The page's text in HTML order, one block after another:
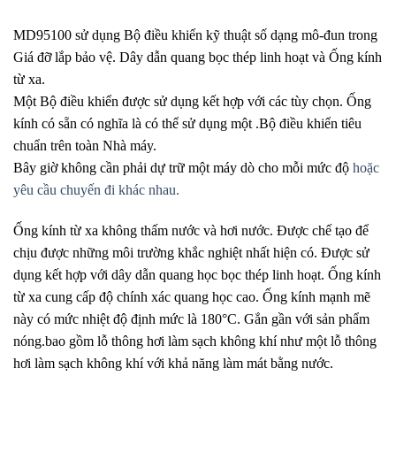
MD95100 sử dụng Bộ điều khiển kỹ thuật số dạng mô-đun trong
Giá đỡ lắp bảo vệ. Dây dẫn quang bọc thép linh hoạt và Ống kính
từ xa.
Một Bộ điều khiển được sử dụng kết hợp với các tùy chọn. Ống
kính có sẵn có nghĩa là có thể sử dụng một .Bộ điều khiển tiêu
chuẩn trên toàn Nhà máy.
Bây giờ không cần phải dự trữ một máy dò cho mỗi mức độ hoặc
yêu cầu chuyến đi khác nhau.
Ống kính từ xa không thấm nước và hơi nước. Được chế tạo để
chịu được những môi trường khắc nghiệt nhất hiện có. Được sử
dụng kết hợp với dây dẫn quang học bọc thép linh hoạt. Ống kính
từ xa cung cấp độ chính xác quang học cao. Ống kính mạnh mẽ
này có mức nhiệt độ định mức là 180°C. Gắn gần với sản phẩm
nóng.bao gồm lỗ thông hơi làm sạch không khí như một lỗ thông
hơi làm sạch không khí với khả năng làm mát bằng nước.